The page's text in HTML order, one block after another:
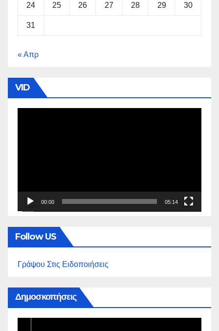
24 25 26 27 28 29 30
31
« Απρ
VID
00:00 05:14
Follow US
Γράψου Στις Ειδοποιήσεις
Δημοσκοπήσεις